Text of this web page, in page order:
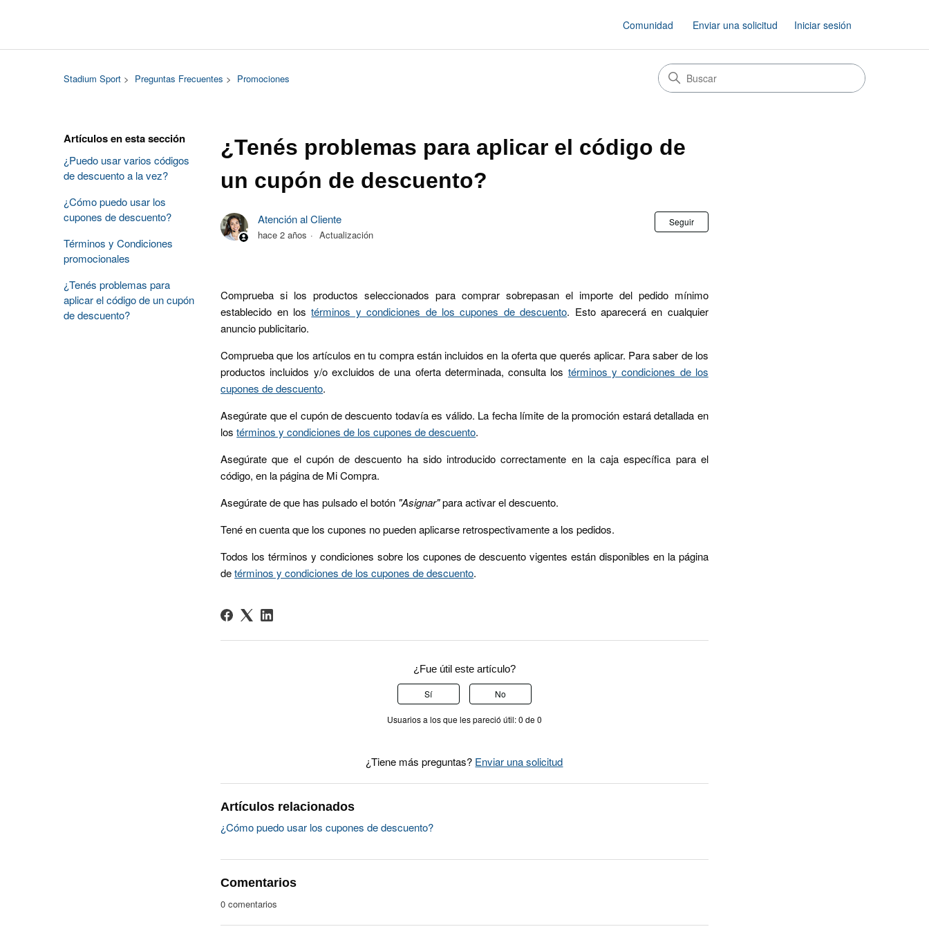
Comunidad Enviar una solicitud Iniciar sesión
Stadium Sport Preguntas Frecuentes Promociones
Artículos en esta sección
¿Puedo usar varios códigos
de descuento a la vez?
¿Cómo puedo usar los
cupones de descuento?
Términos y Condiciones
promocionales
¿Tenés problemas para
aplicar el código de un cupón
de descuento?
¿Tenés problemas para aplicar el código de
un cupón de descuento?
Atención al Cliente
hace 2 años Actualización
Seguir Nadie lo sigue aún
Comprueba si los productos seleccionados para comprar sobrepasan el importe del pedido mínimo
establecido en lostérminos y condiciones de los cupones de descuento. Esto aparecerá en cualquier
anuncio publicitario.
Comprueba que los artículos en tu compra están incluidos en la oferta que querés aplicar. Para saber de los
productos incluidos y/o excluidos de una oferta determinada, consulta los términos y condiciones de los
cupones de descuento.
Asegúrate que el cupón de descuento todavía es válido. La fecha límite de la promoción estará detallada en
lostérminos y condiciones de los cupones de descuento.
Asegúrate que el cupón de descuento ha sido introducido correctamente en la caja específica para el
código, en la página de Mi Compra.
Asegúrate de que has pulsado el botón "Asignar"para activar el descuento.
Tené en cuenta que los cupones no pueden aplicarse retrospectivamente a los pedidos.
Todos los términos y condiciones sobre los cupones de descuento vigentes están disponibles en la página
detérminos y condiciones de los cupones de descuento.
¿Fue útil este artículo?
Sí No
Usuarios a los que les pareció útil: 0 de 0
¿Tiene más preguntas? Enviar una solicitud
Artículos relacionados
¿Cómo puedo usar los cupones de descuento?
Comentarios
0 comentarios